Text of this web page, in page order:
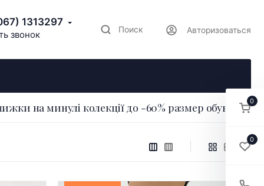
1313297
звонок Поиск Авторизоваться
на минулі колекції до -60% размер обуви: 400
0